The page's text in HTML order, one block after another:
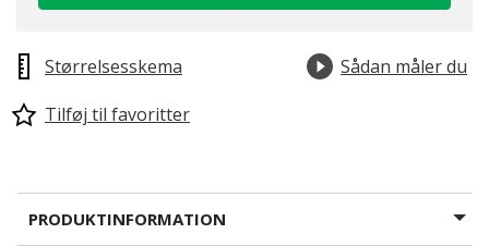
Størrelsesskema
Sådan måler du
Tilføj til favoritter
PRODUKTINFORMATION